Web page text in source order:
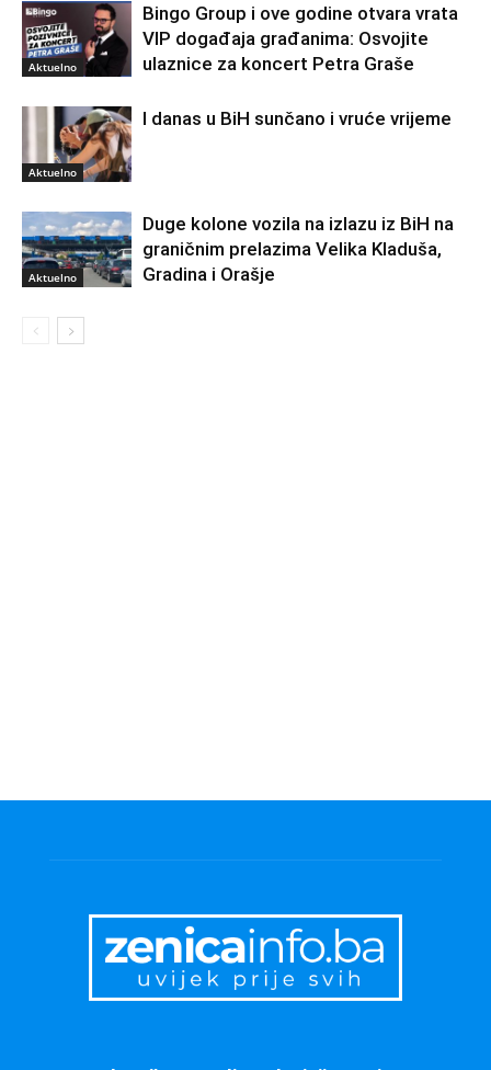
Aktuelno
Bingo Group i ove godine otvara vrata
VIP događaja građanima: Osvojite
ulaznice za koncert Petra Graše
Aktuelno
I danas u BiH sunčano i vruće vrijeme
Aktuelno
Duge kolone vozila na izlazu iz BiH na
graničnim prelazima Velika Kladuša,
Gradina i Orašje